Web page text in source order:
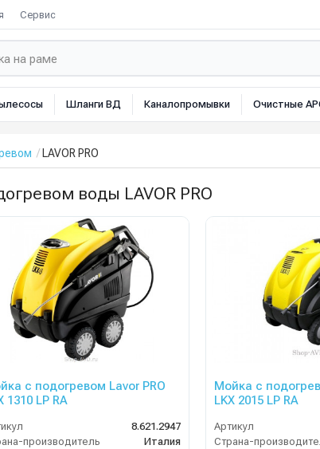
Сервис
Шланги ВД Каналопромывки Очистные
LAVOR PRO
воды LAVOR PRO
с подогревом Lavor PRO
1310 LP RA
8.621.2947
производитель
Италия
Мойка с
LKX 2015 LP RA
Артикул
Страна-